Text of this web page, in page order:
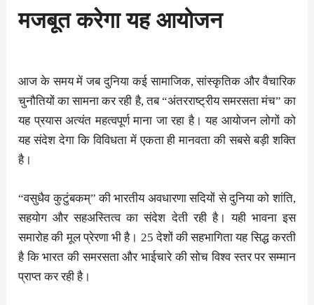
मजबूत करेगा यह आयोजन
आज के समय में जब दुनिया कई सामाजिक, सांस्कृतिक और वैचारिक
चुनौतियों का सामना कर रही है, तब “अंतरराष्ट्रीय समरसता मंच” का
यह प्रयास अत्यंत महत्वपूर्ण माना जा रहा है। यह आयोजन लोगों को
यह संदेश देगा कि विविधता में एकता ही मानवता की सबसे बड़ी शक्ति
है।
“वसुधैव कुटुंबकम्” की भारतीय अवधारणा सदियों से दुनिया को शांति,
सहयोग और सहअस्तित्व का संदेश देती रही है। यही भावना इस
समारोह की मूल प्रेरणा भी है। 25 देशों की सहभागिता यह सिद्ध करती
है कि भारत की समरसता और भाईचारे की सोच विश्व स्तर पर सम्मान
प्राप्त कर रही है।